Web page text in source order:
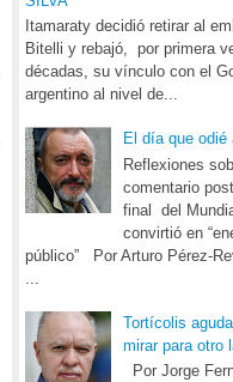
Itamaraty decidió retirar al
Bitelli y rebajó, por primera
décadas, su vínculo con el
argentino al nivel de...
El día que odié
Reflexiones
comentario
final del
convirtió en
público” Por Arturo Pérez-
Tortícolis
mirar para otro
Por Jorge